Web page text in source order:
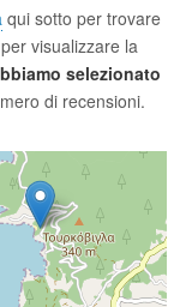
qui sotto per trovare
visualizzare la
selezionato
di recensioni.